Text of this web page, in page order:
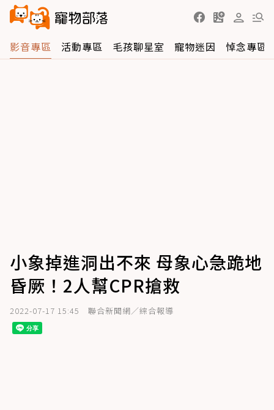
影音專區 活動專區 毛孩聊星室 寵物迷因 悼念專區
小象掉進洞出不來 母象心急跪地
昏厥！2人幫CPR搶救
2022-07-17 15:45 聯合新聞網／綜合報導